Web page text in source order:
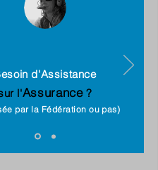
d'Assistance
l'Assurance?
par la Fédération ou pas)